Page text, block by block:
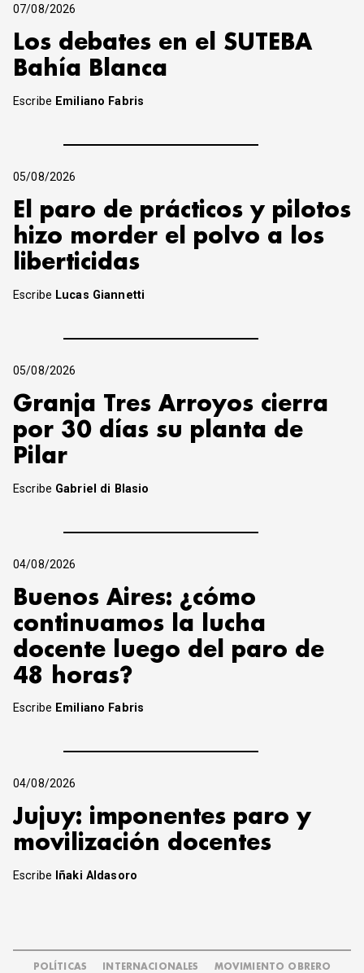
07/08/2026
Los debates en el SUTEBA
Bahía Blanca
Escribe Emiliano Fabris
05/08/2026
El paro de prácticos y pilotos
hizo morder el polvo a los
liberticidas
Escribe Lucas Giannetti
05/08/2026
Granja Tres Arroyos cierra
por 30 días su planta de
Pilar
Escribe Gabriel di Blasio
04/08/2026
Buenos Aires: ¿cómo
continuamos la lucha
docente luego del paro de
48 horas?
Escribe Emiliano Fabris
04/08/2026
Jujuy: imponentes paro y
movilización docentes
Escribe Iñaki Aldasoro
POLÍTICAS INTERNACIONALES MOVIMIENTO OBRERO